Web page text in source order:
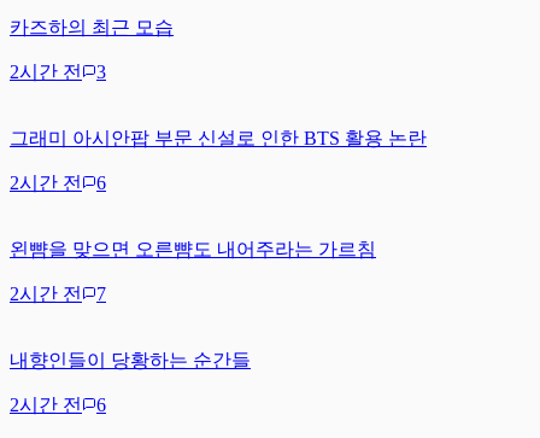
카즈하의 최근 모습
2시간 전 3
그래미 아시안팝 부문 신설로 인한 BTS 활용 논란
2시간 전 6
왼뺨을 맞으면 오른뺨도 내어주라는 가르침
2시간 전 7
내향인들이 당황하는 순간들
2시간 전 6